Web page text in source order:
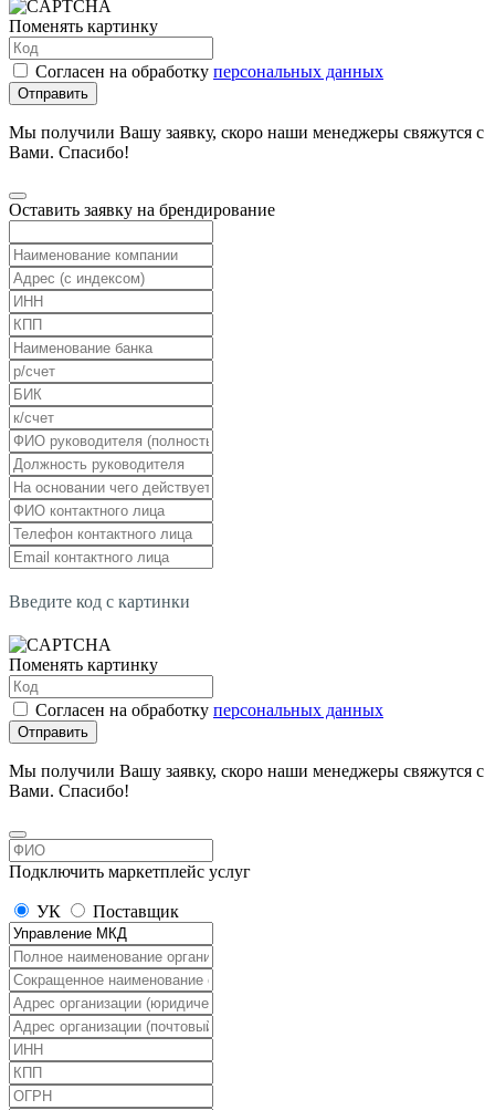
Поменять картинку
Согласен на обработку персональных данных
Отправить
Мы получили Вашу заявку, скоро наши менеджеры свяжутся с
Вами. Спасибо!
Оставить заявку на брендирование
Введите код с картинки
Поменять картинку
Согласен на обработку персональных данных
Отправить
Мы получили Вашу заявку, скоро наши менеджеры свяжутся с
Вами. Спасибо!
Подключить маркетплейс услуг
УК Поставщик